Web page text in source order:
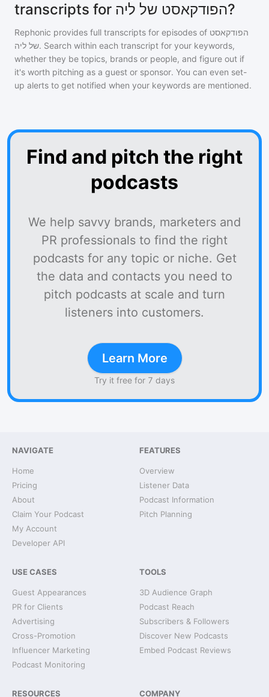
transcripts for הפודקאסט של ליה?
Rephonic provides full transcripts for episodes of הפודקאסט
של ליה. Search within each transcript for your keywords,
whether they be topics, brands or people, and figure out if
it's worth pitching as a guest or sponsor. You can even set-
up alerts to get notified when your keywords are mentioned.
Find and pitch the right
podcasts
We help savvy brands, marketers and
PR professionals to find the right
podcasts for any topic or niche. Get
the data and contacts you need to
pitch podcasts at scale and turn
listeners into customers.
Learn More
Try it free for 7 days
NAVIGATE
Home
Pricing
About
Claim Your Podcast
My Account
Developer API
FEATURES
Overview
Listener Data
Podcast Information
Pitch Planning
USE CASES
Guest Appearances
PR for Clients
Advertising
Cross-Promotion
Influencer Marketing
Podcast Monitoring
TOOLS
3D Audience Graph
Podcast Reach
Subscribers & Followers
Discover New Podcasts
Embed Podcast Reviews
RESOURCES COMPANY